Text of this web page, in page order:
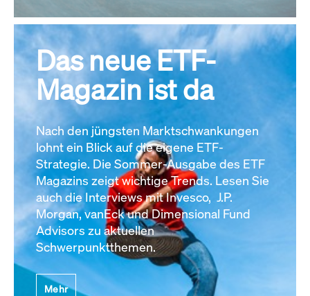
Alle Events
Das neue ETF-
Magazin ist da
Nach den jüngsten Marktschwankungen
lohnt ein Blick auf die eigene ETF-
Strategie. Die Sommer-Ausgabe des ETF
Magazins zeigt wichtige Trends. Lesen Sie
auch die Interviews mit Invesco, J.P.
Morgan, vanEck und Dimensional Fund
Advisors zu aktuellen
Schwerpunktthemen.
Mehr